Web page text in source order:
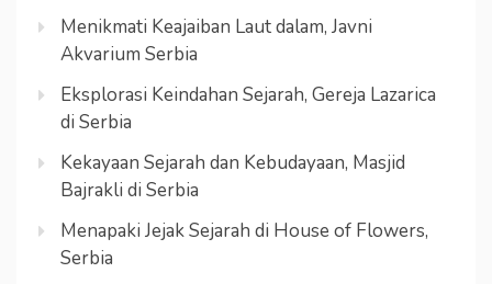
Menikmati Keajaiban Laut dalam, Javni
Akvarium Serbia
Eksplorasi Keindahan Sejarah, Gereja Lazarica
di Serbia
Kekayaan Sejarah dan Kebudayaan, Masjid
Bajrakli di Serbia
Menapaki Jejak Sejarah di House of Flowers,
Serbia